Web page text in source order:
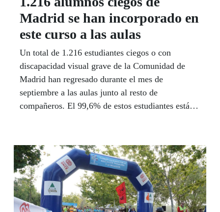
Madrid se han incorporado en
este curso a las aulas
Un total de 1.216 estudiantes ciegos o con
discapacidad visual grave de la Comunidad de
Madrid han regresado durante el mes de
septiembre a las aulas junto al resto de
compañeros. El 99,6% de estos estudiantes está
inclusiva, que es posible gracias a su esfuerzo y la
colaboración y el apoyo específico de los equipos
de la ONCE y de las Administraciones educativas.